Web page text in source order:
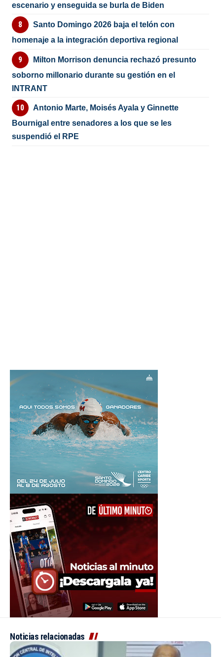
escenario y enseguida se burla de Biden
Santo Domingo 2026 baja el telón con
homenaje a la integración deportiva regional
Milton Morrison denuncia rechazó presunto
soborno millonario durante su gestión en el
INTRANT
Antonio Marte, Moisés Ayala y Ginnette
Bournigal entre senadores a los que se les
suspendió el RPE
Noticias relacionadas